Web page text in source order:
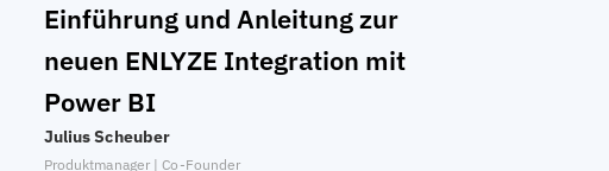
Einführung und Anleitung zur
neuen ENLYZE Integration mit
Power BI
Julius Scheuber
Produktmanager | Co-Founder